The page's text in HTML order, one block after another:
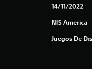
14/11/2022
NIS America
Juegos De